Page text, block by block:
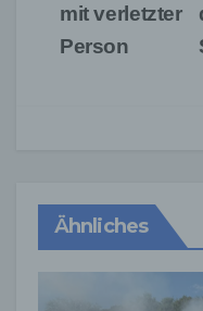
mit verletzter
Person
Ähnliches